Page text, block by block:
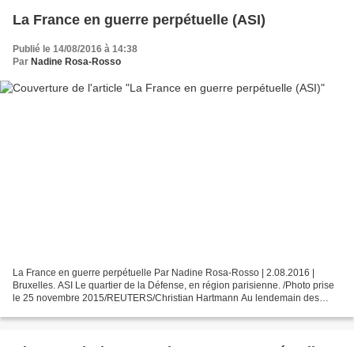
La France en guerre perpétuelle (ASI)
Publié le 14/08/2016 à 14:38
Par Nadine Rosa-Rosso
La France en guerre perpétuelle Par Nadine Rosa-Rosso | 2.08.2016 |
Bruxelles. ASI Le quartier de la Défense, en région parisienne. /Photo prise
le 25 novembre 2015/REUTERS/Christian Hartmann Au lendemain des